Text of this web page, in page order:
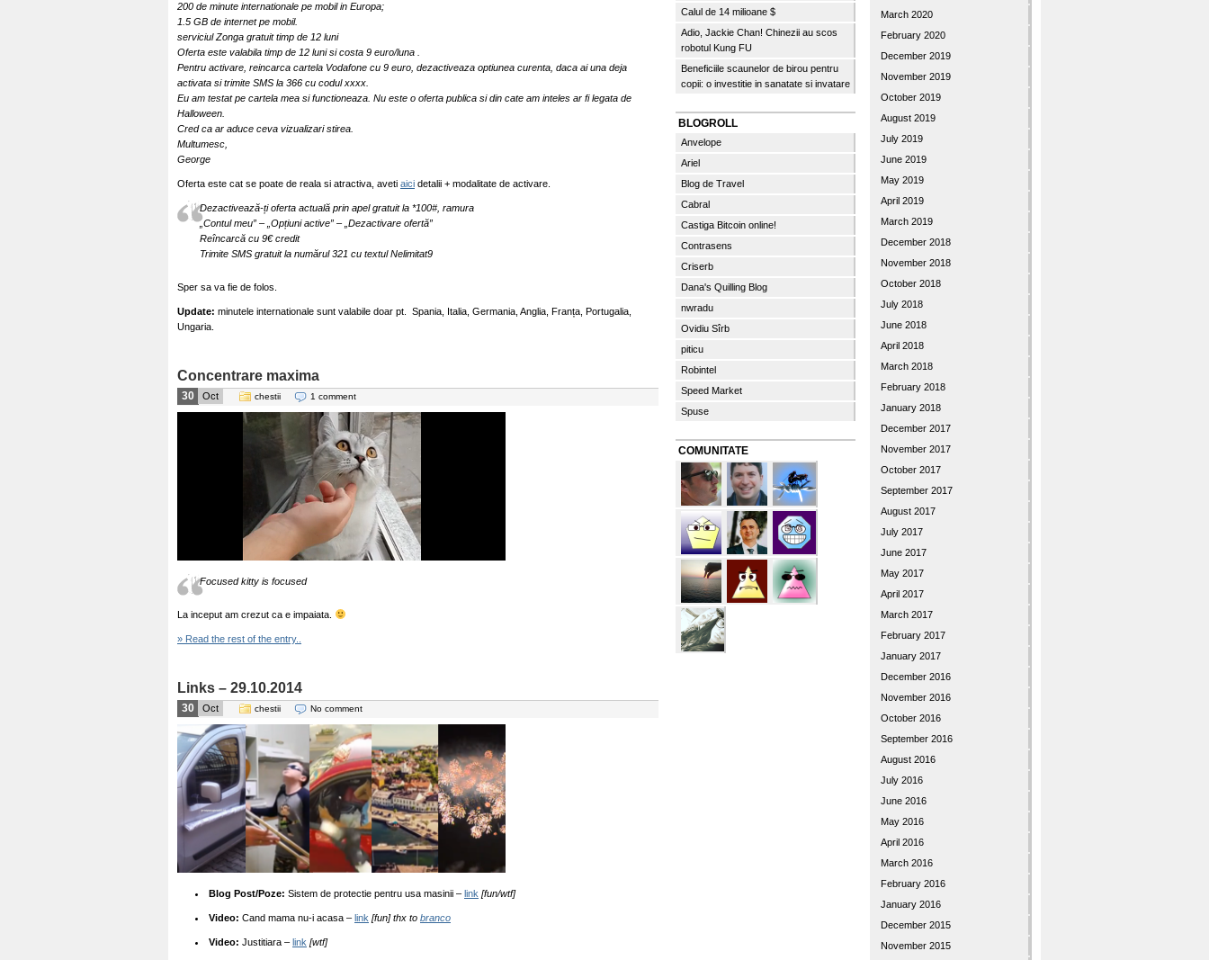
200 de minute internationale pe mobil in Europa;
1.5 GB de internet pe mobil.
serviciul Zonga gratuit timp de 12 luni
Oferta este valabila timp de 12 luni si costa 9 euro/luna .
Pentru activare, reincarca cartela Vodafone cu 9 euro, dezactiveaza optiunea curenta, daca ai una deja
activata si trimite SMS la 366 cu codul xxxx.
Eu am testat pe cartela mea si functioneaza. Nu este o oferta publica si din cate am inteles ar fi legata de
Halloween.
Cred ca ar aduce ceva vizualizari stirea.
Multumesc,
George
Oferta este cat se poate de reala si atractiva, aveti aici detalii + modalitate de activare.
Dezactivează-ți oferta actuală prin apel gratuit la *100#, ramura
„Contul meu” – „Opțiuni active” – „Dezactivare ofertă”
Reîncarcă cu 9€ credit
Trimite SMS gratuit la numărul 321 cu textul Nelimitat9
Sper sa va fie de folos.
Update: minutele internationale sunt valabile doar pt. Spania, Italia, Germania, Anglia, Franța, Portugalia,
Ungaria.
Concentrare maxima
30 Oct chestii 1 comment
Focused kitty is focused
La inceput am crezut ca e impaiata.
» Read the rest of the entry..
Links – 29.10.2014
30 Oct chestii No comment
Blog Post/Poze: Sistem de protectie pentru usa masinii – link [fun/wtf]
Video: Cand mama nu-i acasa – link [fun] thx to branco
Video: Justitiara – link [wtf]
Calul de 14 milioane $
Adio, Jackie Chan! Chinezii au scos
robotul Kung FU
Beneficiile scaunelor de birou pentru
copii: o investitie in sanatate si invatare
BLOGROLL
Anvelope
Ariel
Blog de Travel
Cabral
Castiga Bitcoin online!
Contrasens
Criserb
Dana's Quilling Blog
nwradu
Ovidiu Sîrb
piticu
Robintel
Speed Market
Spuse
COMUNITATE
March 2020
February 2020
December 2019
November 2019
October 2019
August 2019
July 2019
June 2019
May 2019
April 2019
March 2019
December 2018
November 2018
October 2018
July 2018
June 2018
April 2018
March 2018
February 2018
January 2018
December 2017
November 2017
October 2017
September 2017
August 2017
July 2017
June 2017
May 2017
April 2017
March 2017
February 2017
January 2017
December 2016
November 2016
October 2016
September 2016
August 2016
July 2016
June 2016
May 2016
April 2016
March 2016
February 2016
January 2016
December 2015
November 2015